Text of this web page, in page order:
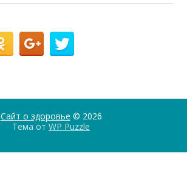
Сайт о здоровье © 2026
Тема от WP Puzzle